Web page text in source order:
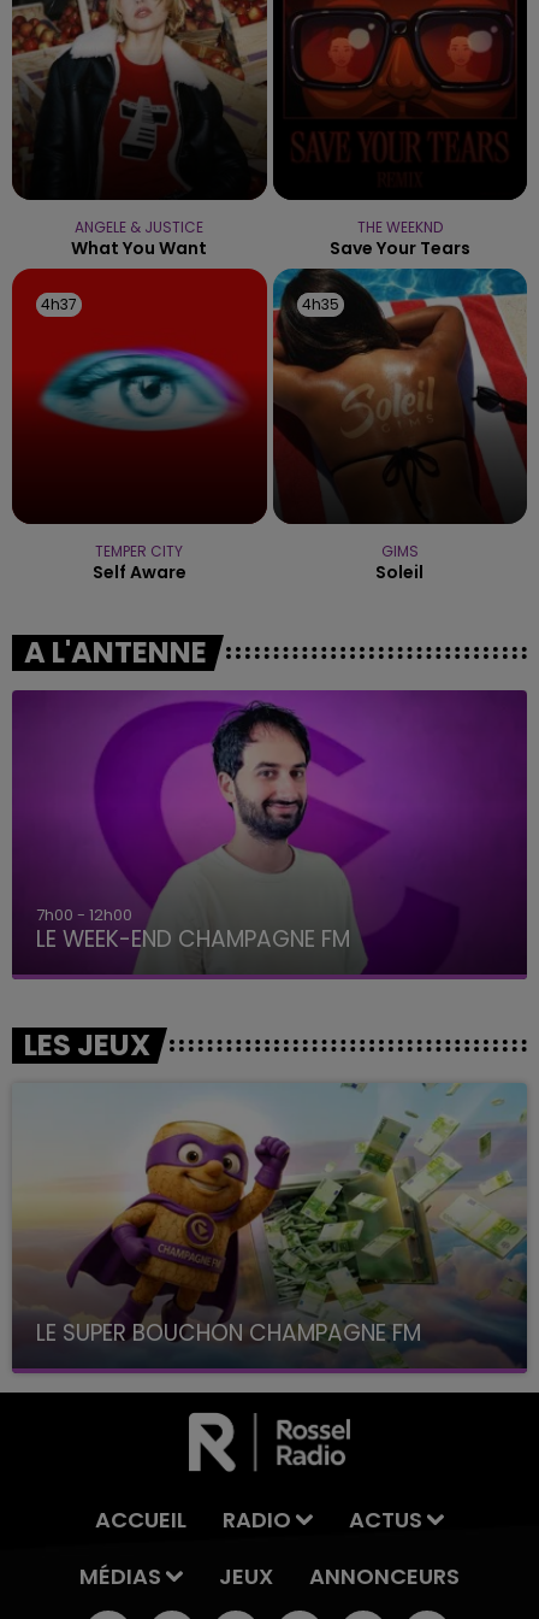
ANGELE & JUSTICE
What You Want
THE WEEKND
Save Your Tears
4h37
4h37
TEMPER CITY
Self Aware
4h35
4h35
GIMS
Soleil
A L'ANTENNE
7h00 - 12h00
LE WEEK-END CHAMPAGNE FM
LES JEUX
LE SUPER BOUCHON CHAMPAGNE FM
avec La Famille Champagne FM, à 8H10
ACCUEIL RADIO
ACTUS
MÉDIAS
JEUX ANNONCEURS